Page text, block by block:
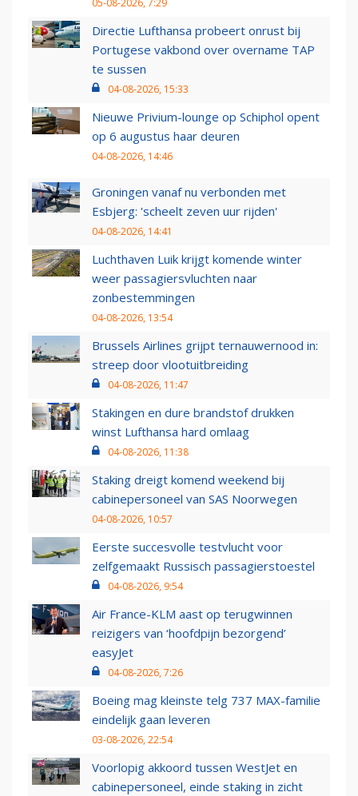
05-08-2026, 7:29
Directie Lufthansa probeert onrust bij
Portugese vakbond over overname TAP
te sussen
04-08-2026, 15:33
Nieuwe Privium-lounge op Schiphol opent
op 6 augustus haar deuren
04-08-2026, 14:46
Groningen vanaf nu verbonden met
Esbjerg: 'scheelt zeven uur rijden'
04-08-2026, 14:41
Luchthaven Luik krijgt komende winter
weer passagiersvluchten naar
zonbestemmingen
04-08-2026, 13:54
Brussels Airlines grijpt ternauwernood in:
streep door vlootuitbreiding
04-08-2026, 11:47
Stakingen en dure brandstof drukken
winst Lufthansa hard omlaag
04-08-2026, 11:38
Staking dreigt komend weekend bij
cabinepersoneel van SAS Noorwegen
04-08-2026, 10:57
Eerste succesvolle testvlucht voor
zelfgemaakt Russisch passagierstoestel
04-08-2026, 9:54
Air France-KLM aast op terugwinnen
reizigers van ‘hoofdpijn bezorgend’
easyJet
04-08-2026, 7:26
Boeing mag kleinste telg 737 MAX-familie
eindelijk gaan leveren
03-08-2026, 22:54
Voorlopig akkoord tussen WestJet en
cabinepersoneel, einde staking in zicht